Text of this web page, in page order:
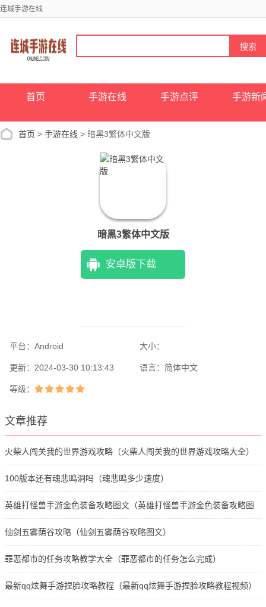
连城手游在线
首页 手游在线 手游点评 手游新
首页 > 手游在线 > 暗黑3繁体中文版
暗黑3繁体中文版
安卓版下载
平台： Android 大小：
更新： 2024-03-30 10:13:43 语言： 简体中文
等级：
文章推荐
火柴人闯关我的世界游戏攻略（火柴人闯关我的世界游戏攻略大全）
100版本还有魂悲鸣洞吗（魂悲鸣多少速度）
英雄打怪兽手游金色装备攻略图文（英雄打怪兽手游金色装备攻略图
文版）
仙剑五雾荫谷攻略（仙剑五雾荫谷攻略图文）
罪恶都市的任务攻略教学大全（罪恶都市的任务怎么完成）
最新qq炫舞手游捏脸攻略教程（最新qq炫舞手游捏脸攻略教程视频）